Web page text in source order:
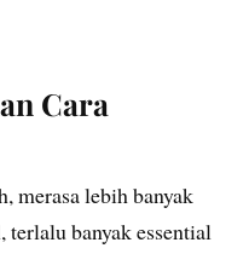
Cara
merasa lebih banyak
banyak essential